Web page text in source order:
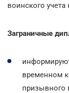
воинского
Заграничные
временном
призывного